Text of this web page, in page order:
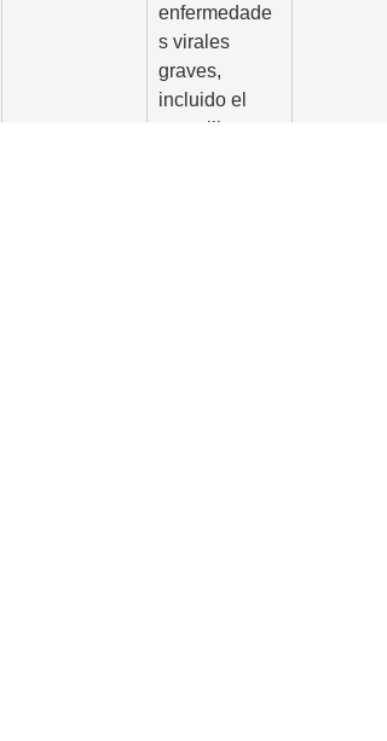
enfermedade
s virales
graves,
incluido el
moquillo.